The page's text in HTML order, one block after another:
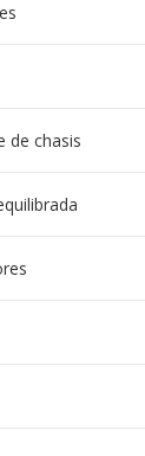
de chasis